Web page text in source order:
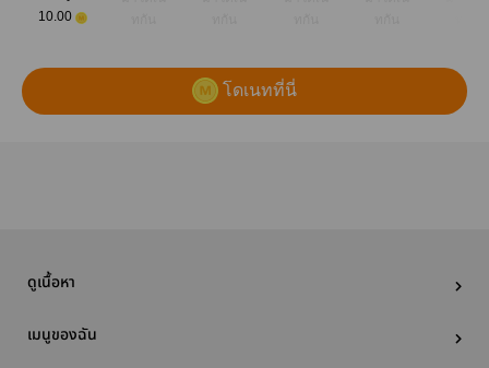
10.00
โดเนทที่นี่
ดูเนื้อหา
เมนูของฉัน